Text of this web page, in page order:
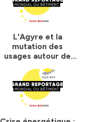
L'Agyre et la
mutation des
usages autour de
l'économie
circulaire